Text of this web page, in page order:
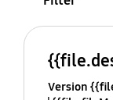
Version